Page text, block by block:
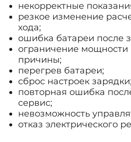
некорректные
резкое изменение
хода;
ошибка батареи после
ограничение мощности
причины;
перегрев батареи;
сброс настроек зарядки;
повторная ошибка
сервис;
невозможность
отказ электрического